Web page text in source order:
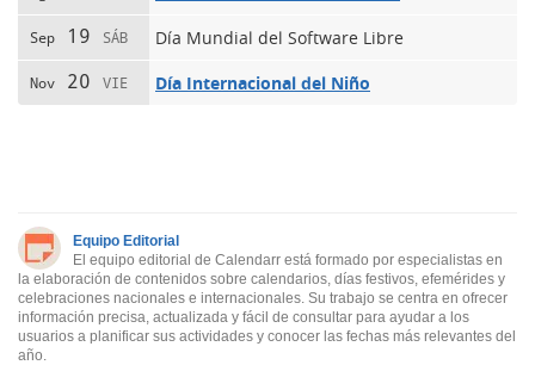
Sep 19 SÁB Día Mundial del Software Libre
Nov 20 VIE Día Internacional del Niño
Equipo Editorial
El equipo editorial de Calendarr está formado por especialistas en
la elaboración de contenidos sobre calendarios, días festivos, efemérides y
celebraciones nacionales e internacionales. Su trabajo se centra en ofrecer
información precisa, actualizada y fácil de consultar para ayudar a los
usuarios a planificar sus actividades y conocer las fechas más relevantes del
año.